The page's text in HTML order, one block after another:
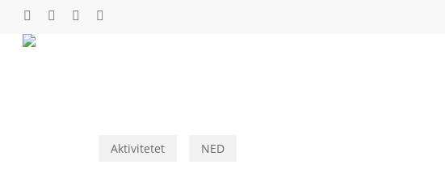
main
twitterfacebookyoutubeinstagram
Aktivitetet NED